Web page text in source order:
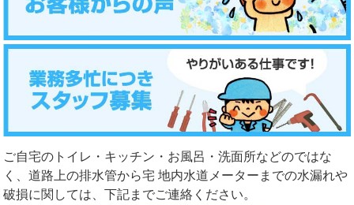
ご自宅のトイレ・キッチン・お風呂・洗面所などのではな
く、道路上の排水管から宅 地内水道メーターまでの水漏れや
破損に関しては、下記までご連絡ください。